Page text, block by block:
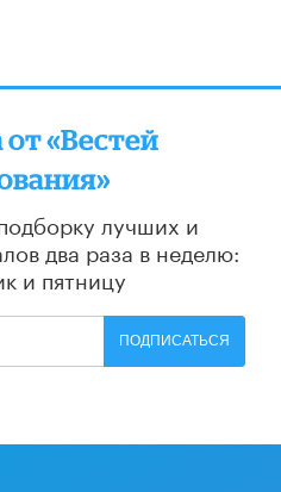
«Вестей
лучших и
два раза в неделю:
и пятницу
ПОДПИСАТЬСЯ